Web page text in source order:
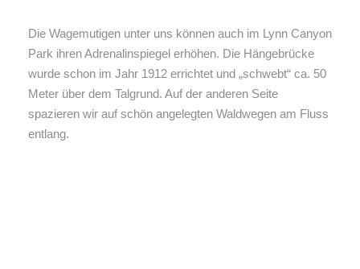
Die Wagemutigen unter uns können auch im Lynn Canyon
Park ihren Adrenalinspiegel erhöhen. Die Hängebrücke
wurde schon im Jahr 1912 errichtet und „schwebt“ ca. 50
Meter über dem Talgrund. Auf der anderen Seite
spazieren wir auf schön angelegten Waldwegen am Fluss
entlang.